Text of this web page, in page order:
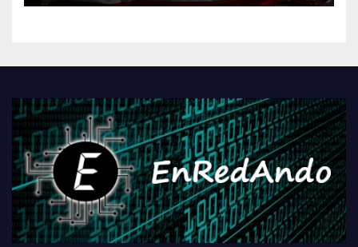
kontrola, Googleri behin
PlayStationeko bideojoko